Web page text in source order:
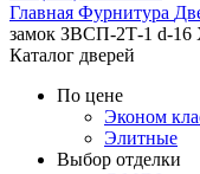
Главная Фурнитура
замок ЗВСП-2Т-1 d-16
Каталог дверей
По цене
Эконом
Элитные
Выбор отделки